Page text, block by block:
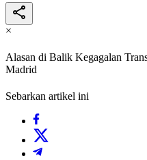
×
Alasan di Balik Kegagalan
Madrid
Sebarkan artikel ini